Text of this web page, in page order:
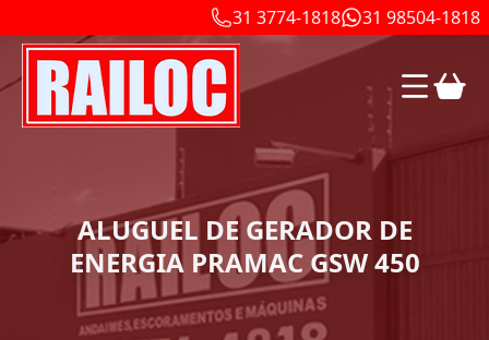
31 3774-1818 31 98504-1818
ALUGUEL DE GERADOR DE
ENERGIA PRAMAC GSW 450